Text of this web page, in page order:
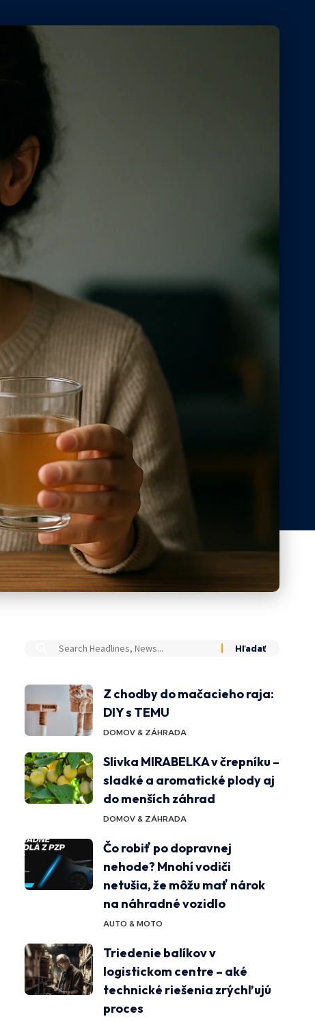
Z chodby do mačacieho raja:
DIY s TEMU
DOMOV & ZÁHRADA
Slivka MIRABELKA v črepníku –
sladké a aromatické plody aj
do menších záhrad
DOMOV & ZÁHRADA
Čo robiť po dopravnej
nehode? Mnohí vodiči
netušia, že môžu mať nárok
na náhradné vozidlo
AUTO & MOTO
Triedenie balíkov v
logistickom centre – aké
technické riešenia zrýchľujú
proces